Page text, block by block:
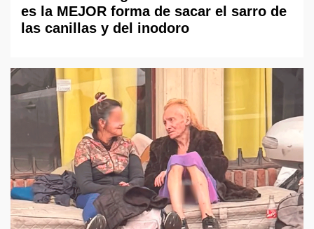
es la MEJOR forma de sacar el sarro de
las canillas y del inodoro